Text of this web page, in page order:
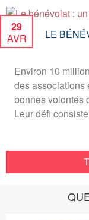
LE
29
AVR
Environ 10
des associations
bonnes volontés
Leur défi